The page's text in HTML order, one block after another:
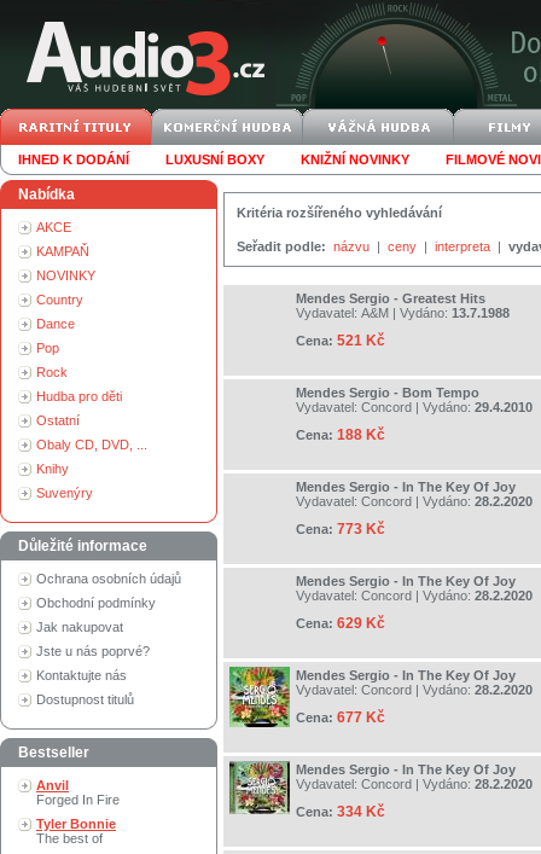
IHNED K DODÁNÍ LUXUSNÍ BOXY KNIŽNÍ NOVINKY FILMOVÉ
Nabídka
AKCE
KAMPAŇ
NOVINKY
Country
Dance
Pop
Rock
Hudba pro děti
Ostatní
Obaly CD, DVD, ...
Knihy
Suvenýry
Důležité informace
Ochrana osobních údajů
Obchodní podmínky
Jak nakupovat
Jste u nás poprvé?
Kontaktujte nás
Dostupnost titulů
Bestseller
Anvil
Forged In Fire
Tyler Bonnie
The best of
Kritéria rozšířeného vyhledávání
Seřadit podle: názvu | ceny | interpreta |
Mendes Sergio - Greatest Hits
Vydavatel: A&M | Vydáno: 13.7.1988
Cena: 521 Kč
Mendes Sergio - Bom Tempo
Vydavatel: Concord | Vydáno: 29.4.2010
Cena: 188 Kč
Mendes Sergio - In The Key Of Joy
Vydavatel: Concord | Vydáno: 28.2.2020
Cena: 773 Kč
Mendes Sergio - In The Key Of Joy
Vydavatel: Concord | Vydáno: 28.2.2020
Cena: 629 Kč
Mendes Sergio - In The Key Of Joy
Vydavatel: Concord | Vydáno: 28.2.2020
Cena: 677 Kč
Mendes Sergio - In The Key Of Joy
Vydavatel: Concord | Vydáno: 28.2.2020
Cena: 334 Kč